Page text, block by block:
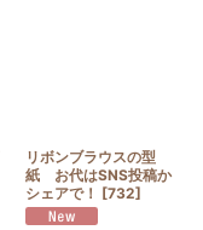
リボンブラウスの型
紙 お代はSNS投稿か
シェアで！ [732]